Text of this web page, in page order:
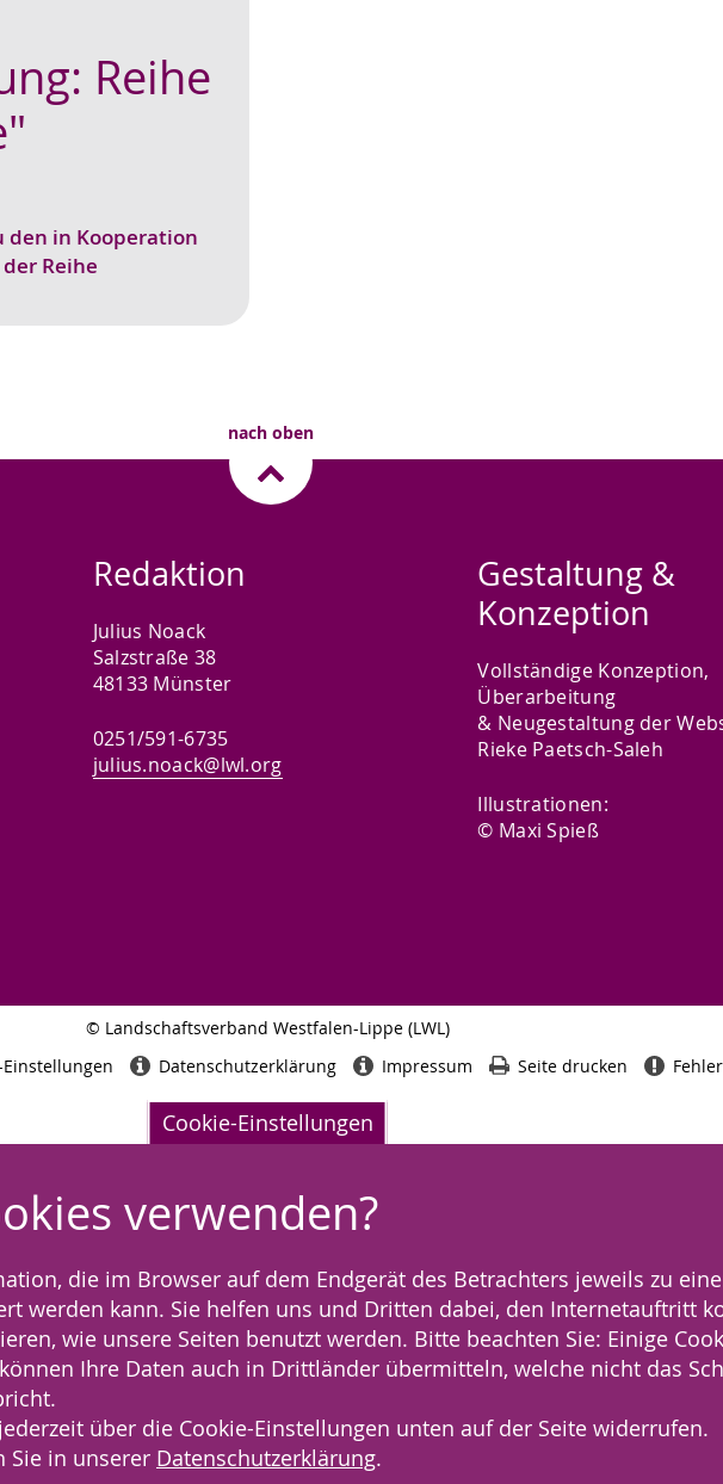
Cookie-Einstellungen
verwenden?
die im Browser auf dem Endgerät des Betrachters jeweils zu
werden kann. Sie helfen uns und Dritten dabei, den Internetauftritt
wie unsere Seiten benutzt werden. Bitte beachten Sie: Einige
Ihre Daten auch in Drittländer übermitteln, welche nicht das
über die Cookie-Einstellungen unten auf der Seite widerrufen.
Sie in unserer Datenschutzerklärung.
Reihe
den in Kooperation
Reihe
nach oben
Redaktion
Julius Noack
Salzstraße 38
48133 Münster
0251/591-6735
julius.noack@lwl.org
Gestaltung &
Konzeption
Vollständige Konzeption,
Überarbeitung
& Neugestaltung der
Rieke Paetsch-Saleh
Illustrationen:
© Maxi Spieß
© Landschaftsverband Westfalen-Lippe (LWL)
Einstellungen Datenschutzerklärung Impressum Seite drucken